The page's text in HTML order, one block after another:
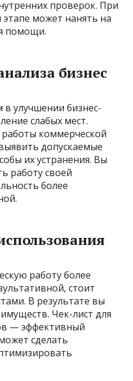
проверок. При
может нанять на
помощи.
бизнес
улучшении бизнес-
слабых мест.
коммерческой
допускаемые
их устранения. Вы
работу своей
более
работу более
стоит
В результате вы
Чек-лист для
— эффективный
сделать